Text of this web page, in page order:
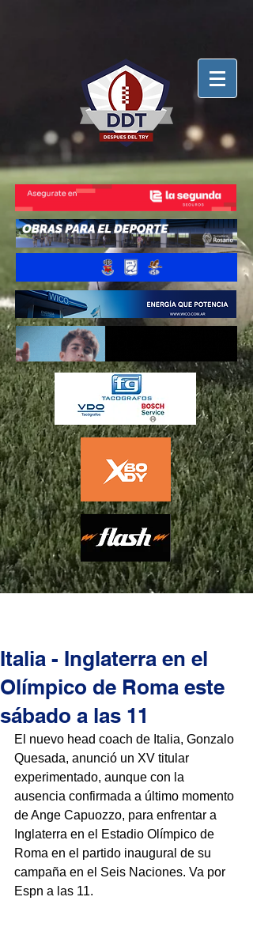
Italia - Inglaterra en el
Olímpico de Roma este
sábado a las 11
El nuevo head coach de Italia, Gonzalo
Quesada, anunció un XV titular
experimentado, aunque con la
ausencia confirmada a último momento
de Ange Capuozzo, para enfrentar a
Inglaterra en el Estadio Olímpico de
Roma en el partido inaugural de su
campaña en el Seis Naciones. Va por
Espn a las 11.